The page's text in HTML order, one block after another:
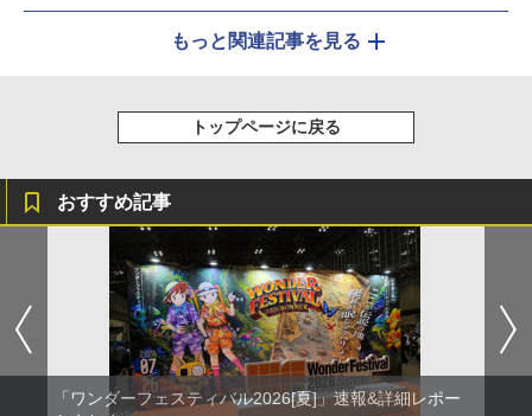
もっと関連記事を見る
トップページに戻る
おすすめ記事
「ワンダーフェスティバル2026[夏]」速報&詳細レポー